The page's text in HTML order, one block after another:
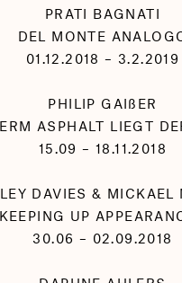
PRATI BAGNATI
DEL MONTE
01.12.2018 – 3.2.2019
PHILIP GAIßER
ASPHALT LIEGT
15.09 – 18.11.2018
DAVIES & MICKAEL
KEEPING UP
30.06 – 02.09.2018